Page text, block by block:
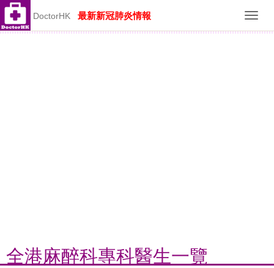
DoctorHK 最新新冠肺炎情報
全港麻醉科專科醫生一覽